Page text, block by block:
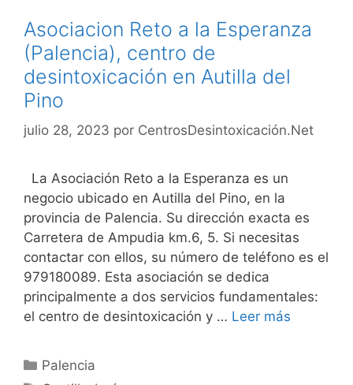
Asociacion Reto a la Esperanza
(Palencia), centro de
desintoxicación en Autilla del
Pino
julio 28, 2023 por CentrosDesintoxicación.Net
La Asociación Reto a la Esperanza es un
negocio ubicado en Autilla del Pino, en la
provincia de Palencia. Su dirección exacta es
Carretera de Ampudia km.6, 5. Si necesitas
contactar con ellos, su número de teléfono es el
979180089. Esta asociación se dedica
principalmente a dos servicios fundamentales:
el centro de desintoxicación y … Leer más
Categorías
Palencia